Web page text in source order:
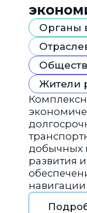
Органы
Жители
добычных
развития